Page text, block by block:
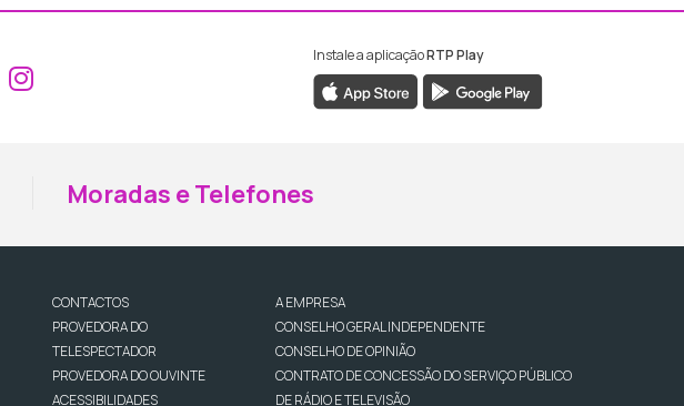
Aceder ao Facebook da RTP Madeira
Aceder ao Instagram da RTP Madeira
Instale a aplicaçãoRTP Play
Moradas e Telefones
CONTACTOS
PROVEDORA DO
TELESPECTADOR
PROVEDORA DO OUVINTE
ACESSIBILIDADES
A EMPRESA
CONSELHO GERAL INDEPENDENTE
CONSELHO DE OPINIÃO
CONTRATO DE CONCESSÃO DO SERVIÇO PÚBLICO
DE RÁDIO E TELEVISÃO